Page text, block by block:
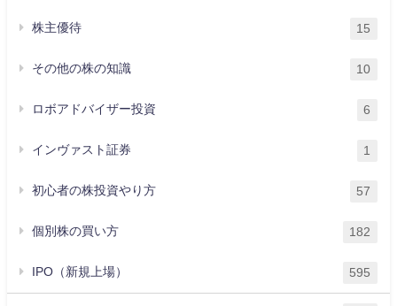
株主優待 15
その他の株の知識 10
ロボアドバイザー投資 6
インヴァスト証券 1
初心者の株投資やり方 57
個別株の買い方 182
IPO（新規上場） 595